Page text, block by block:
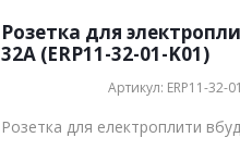
Розетка для
32А (ERP11-32-01-K01)
Артикул: ERP11-32-
Розетка для електроплити